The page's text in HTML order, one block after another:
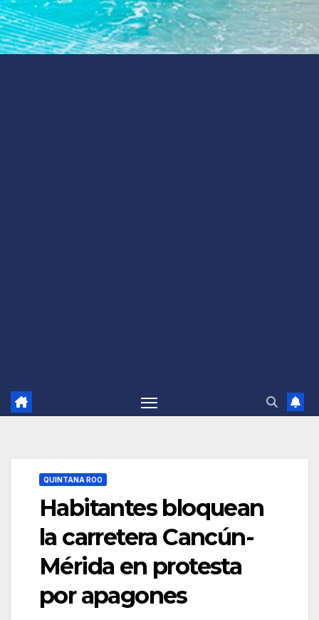
QUINTANA ROO
Habitantes bloquean
la carretera Cancún-
Mérida en protesta
por apagones